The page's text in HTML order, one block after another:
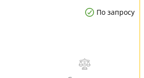
По запросу